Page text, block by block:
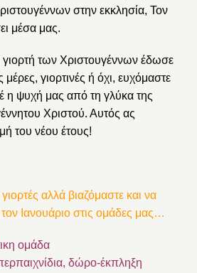
στην εκκλησία, Τον
μέσα μας.
των Χριστουγέννων έδωσε
γιορτινές ή όχι, ευχόμαστε
η ψυχή μας από τη γλύκα της
Χριστού. Αυτός ας
του νέου έτους!
αλλά βιαζόμαστε και να
Ιανουάριο στις ομάδες μας…
ομάδα
δώρο-έκπληξη